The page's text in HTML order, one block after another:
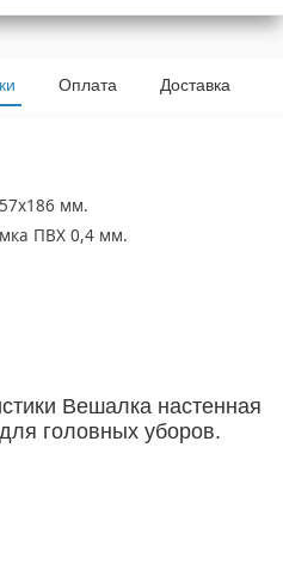
Оплата Доставка
мм.
ПВХ 0,4 мм.
Вешалка настенная
головных уборов.